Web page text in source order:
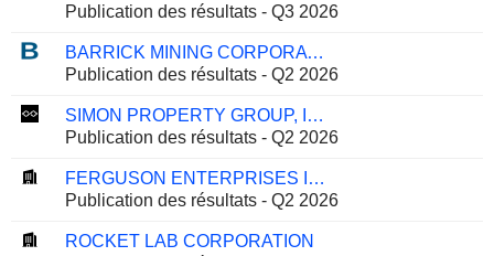
Publication des résultats - Q3 2026
BARRICK MINING CORPORATION
Publication des résultats - Q2 2026
SIMON PROPERTY GROUP, INC.
Publication des résultats - Q2 2026
FERGUSON ENTERPRISES INC.
Publication des résultats - Q2 2026
ROCKET LAB CORPORATION